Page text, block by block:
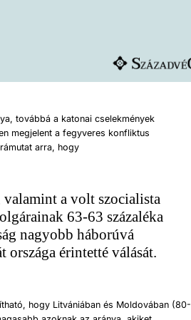
továbbá a katonai cselekmények
megjelent a fegyveres konfliktus
arra, hogy
valamint a volt szocialista
63-63 százaléka
nagyobb háborúvá
országa érintetté válását.
hogy Litvániában és Moldovában (80-